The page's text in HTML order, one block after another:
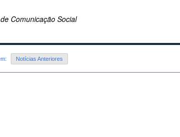
Comunicação Social
Notícias Anteriores